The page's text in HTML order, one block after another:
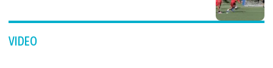
VIDEO